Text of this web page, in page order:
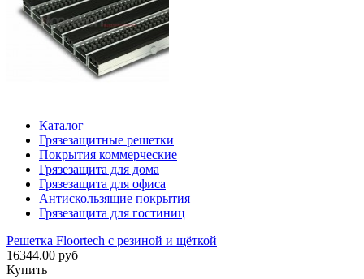
Каталог
Грязезащитные решетки
Покрытия коммерческие
Грязезащита для дома
Грязезащита для офиса
Антискользящие покрытия
Грязезащита для гостиниц
Решетка Floortech с резиной и щёткой
16344.00 руб
Купить